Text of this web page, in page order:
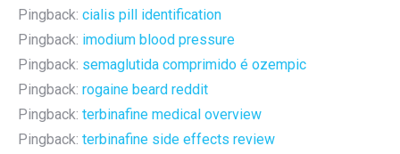
Pingback: cialis pill identification
Pingback: imodium blood pressure
Pingback: semaglutida comprimido é ozempic
Pingback: rogaine beard reddit
Pingback: terbinafine medical overview
Pingback: terbinafine side effects review